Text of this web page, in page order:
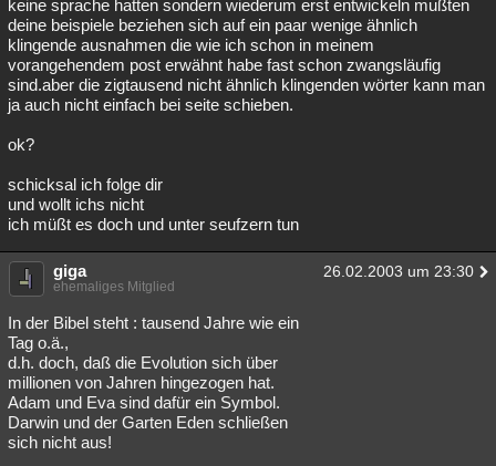
keine sprache hatten sondern wiederum erst entwickeln mußten
deine beispiele beziehen sich auf ein paar wenige ähnlich
klingende ausnahmen die wie ich schon in meinem
vorangehendem post erwähnt habe fast schon zwangsläufig
sind.aber die zigtausend nicht ähnlich klingenden wörter kann man
ja auch nicht einfach bei seite schieben.
ok?
schicksal ich folge dir
und wollt ichs nicht
ich müßt es doch und unter seufzern tun
giga 26.02.2003 um 23:30
ehemaliges Mitglied
In der Bibel steht : tausend Jahre wie ein
Tag o.ä.,
d.h. doch, daß die Evolution sich über
millionen von Jahren hingezogen hat.
Adam und Eva sind dafür ein Symbol.
Darwin und der Garten Eden schließen
sich nicht aus!